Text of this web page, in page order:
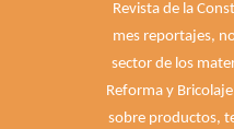
Revista de la
mes reportajes,
sector de los
Reforma y
sobre productos,